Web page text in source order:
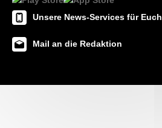
Unsere News-Services für Euch
Mail an die Redaktion